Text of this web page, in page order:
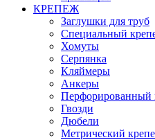
КРЕПЕЖ
Заглушки для труб
Специальный
Хомуты
Серпянка
Кляймеры
Анкеры
Перфорированный
Гвозди
Дюбели
Метрический